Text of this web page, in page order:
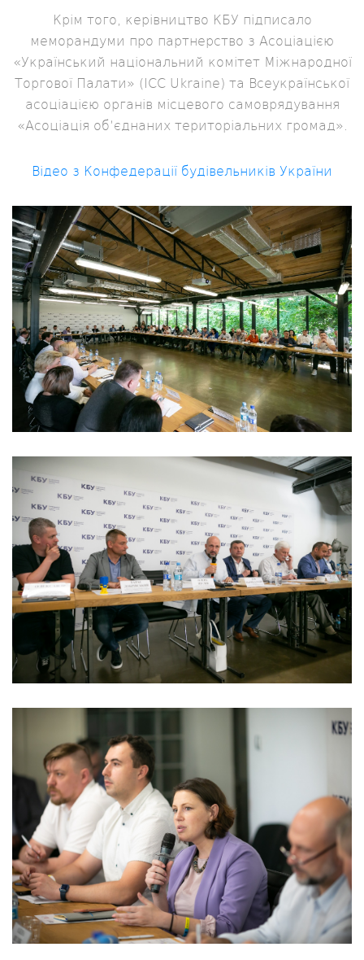
Крім того, керівництво КБУ підписало
меморандуми про партнерство з Асоціацією
«Український національний комітет Міжнародної
Торгової Палати» (ICC Ukraine) та Всеукраїнської
асоціацією органів місцевого самоврядування
«Асоціація об’єднаних територіальних громад».
Відео з Конфедерації будівельників України